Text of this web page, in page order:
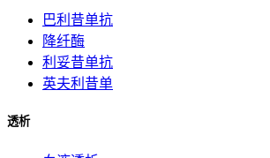
巴利昔单抗
降纤酶
利妥昔单抗
英夫利昔单
透析